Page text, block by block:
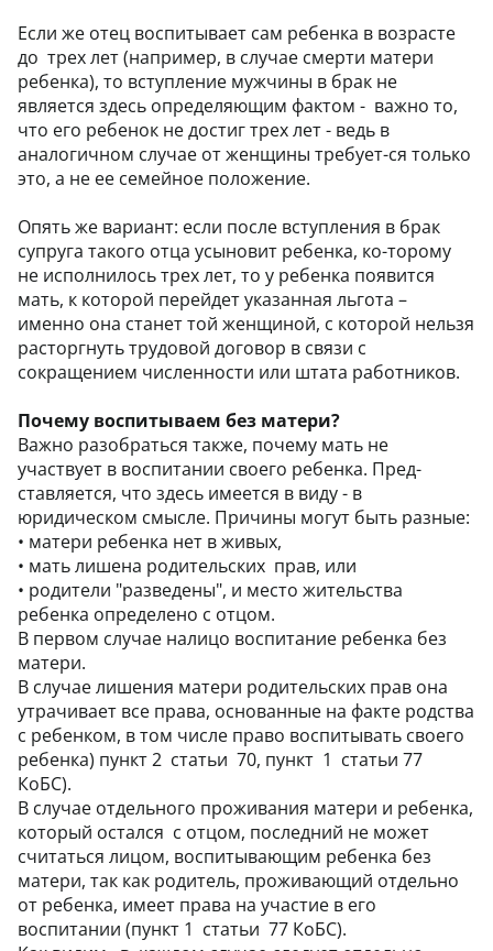
Если же отец воспитывает сам ребенка в возрасте
до трех лет (например, в случае смерти матери
ребенка), то вступление мужчины в брак не
является здесь определяющим фактом - важно то,
что его ребенок не достиг трех лет - ведь в
аналогичном случае от женщины требует-ся только
это, а не ее семейное положение.
Опять же вариант: если после вступления в брак
супруга такого отца усыновит ребенка, ко-торому
не исполнилось трех лет, то у ребенка появится
мать, к которой перейдет указанная льгота –
именно она станет той женщиной, с которой нельзя
расторгнуть трудовой договор в связи с
сокращением численности или штата работников.
Почему воспитываем без матери?
Важно разобраться также, почему мать не
участвует в воспитании своего ребенка. Пред-
ставляется, что здесь имеется в виду - в
юридическом смысле. Причины могут быть разные:
• матери ребенка нет в живых,
• мать лишена родительских прав, или
• родители "разведены", и место жительства
ребенка определено с отцом.
В первом случае налицо воспитание ребенка без
матери.
В случае лишения матери родительских прав она
утрачивает все права, основанные на факте родства
с ребенком, в том числе право воспитывать своего
ребенка) пункт 2 статьи 70, пункт 1 статьи 77
КоБС).
В случае отдельного проживания матери и ребенка,
который остался с отцом, последний не может
считаться лицом, воспитывающим ребенка без
матери, так как родитель, проживающий отдельно
от ребенка, имеет права на участие в его
воспитании (пункт 1 статьи 77 КоБС).